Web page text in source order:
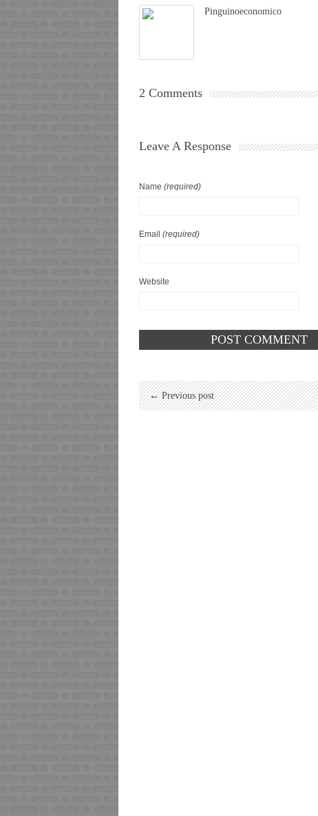
Pinguinoeconomico
2 Comments
Leave A Response
Name (required)
Email (required)
Website
← Previous post